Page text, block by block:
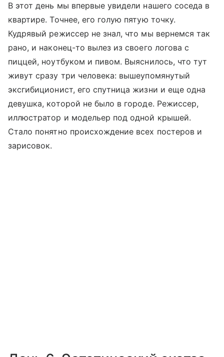
В этот день мы впервые увидели нашего соседа в
квартире. Точнее, его голую пятую точку.
Кудрявый режиссер не знал, что мы вернемся так
рано, и наконец-то вылез из своего логова с
пиццей, ноутбуком и пивом. Выяснилось, что тут
живут сразу три человека: вышеупомянутый
эксгибиционист, его спутница жизни и еще одна
девушка, которой не было в городе. Режиссер,
иллюстратор и модельер под одной крышей.
Стало понятно происхождение всех постеров и
зарисовок.